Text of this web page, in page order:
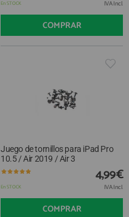
En STOCK IVA Incl.
COMPRAR
Juego de tornillos para iPad Pro
10.5 / Air 2019 / Air 3
En STOCK
4,99€
IVA Incl.
COMPRAR